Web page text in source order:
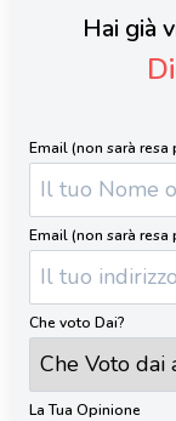
Hai già
Email (non sarà resa
Email (non sarà resa
Che voto Dai?
La Tua Opinione